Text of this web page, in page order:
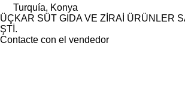
Turquía, Konya
ÜÇKAR SÜT GIDA VE ZİRAİ ÜRÜNLER
ŞTİ.
Contacte con el vendedor